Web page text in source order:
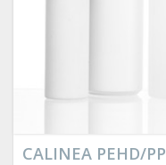
CALINEA PEHD/PP